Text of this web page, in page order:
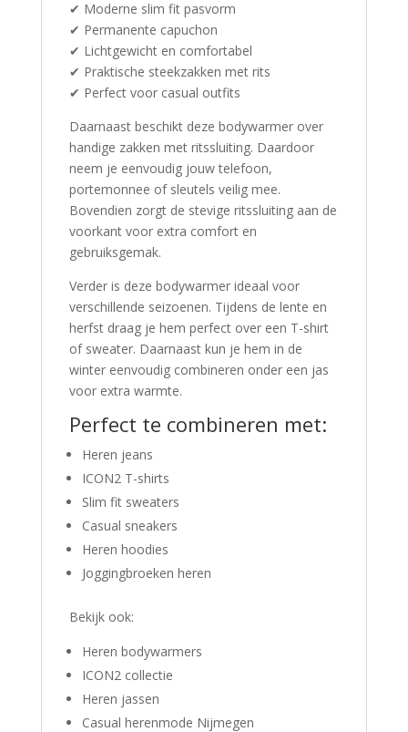
✔ Moderne slim fit pasvorm
✔ Permanente capuchon
✔ Lichtgewicht en comfortabel
✔ Praktische steekzakken met rits
✔ Perfect voor casual outfits
Daarnaast beschikt deze bodywarmer over
handige zakken met ritssluiting. Daardoor
neem je eenvoudig jouw telefoon,
portemonnee of sleutels veilig mee.
Bovendien zorgt de stevige ritssluiting aan de
voorkant voor extra comfort en
gebruiksgemak.
Verder is deze bodywarmer ideaal voor
verschillende seizoenen. Tijdens de lente en
herfst draag je hem perfect over een T-shirt
of sweater. Daarnaast kun je hem in de
winter eenvoudig combineren onder een jas
voor extra warmte.
Perfect te combineren met:
Heren jeans
ICON2 T-shirts
Slim fit sweaters
Casual sneakers
Heren hoodies
Joggingbroeken heren
Bekijk ook:
Heren bodywarmers
ICON2 collectie
Heren jassen
Casual herenmode Nijmegen